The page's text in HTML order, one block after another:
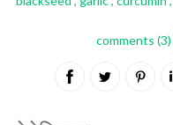
comments (3)